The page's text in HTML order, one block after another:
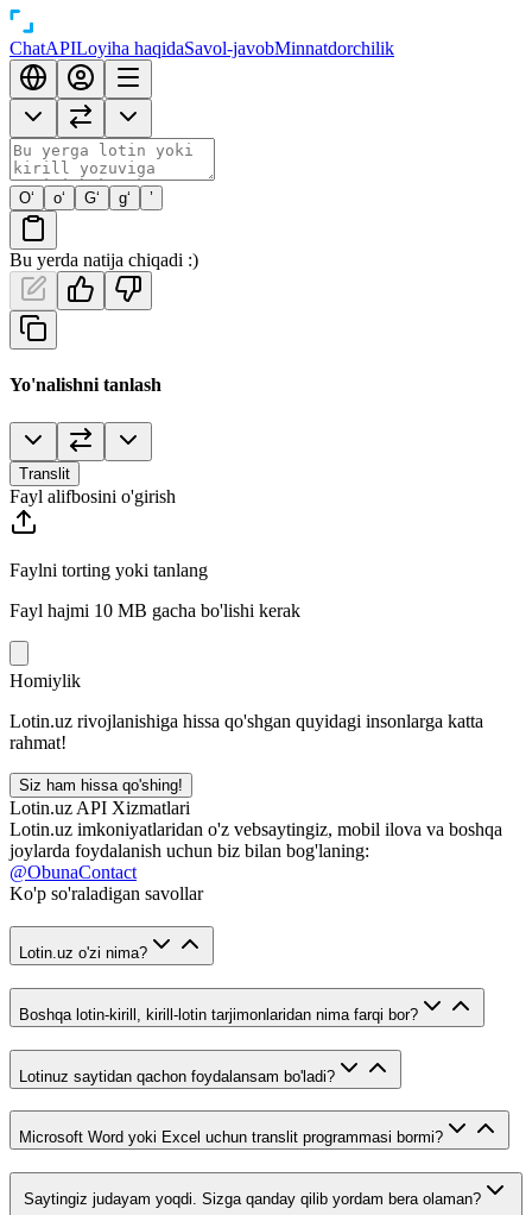
ChatAPILoyiha haqidaSavol-javobMinnatdorchilik
O‘ o‘ G‘ g‘ ’
Bu yerda natija chiqadi :)
Yo'nalishni tanlash
Translit
Fayl alifbosini o'girish
Faylni torting yoki tanlang
Fayl hajmi 10 MB gacha bo'lishi kerak
Homiylik
Lotin.uz rivojlanishiga hissa qo'shgan quyidagi insonlarga katta
rahmat!
Siz ham hissa qo'shing!
Lotin.uz API Xizmatlari
Lotin.uz imkoniyatlaridan o'z vebsaytingiz, mobil ilova va boshqa
joylarda foydalanish uchun biz bilan bog'laning:
@ObunaContact
Ko'p so'raladigan savollar
Lotin.uz o'zi nima?
Boshqa lotin-kirill, kirill-lotin tarjimonlaridan nima farqi bor?
Lotinuz saytidan qachon foydalansam bo'ladi?
Microsoft Word yoki Excel uchun translit programmasi bormi?
Saytingiz judayam yoqdi. Sizga qanday qilib yordam bera olaman?